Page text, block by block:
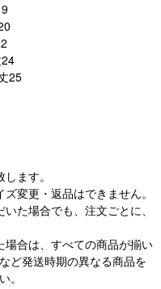
25
ます。
変更・返品はできません。
た場合でも、注文ごとに、
合は、すべての商品が揃い
ど発送時期の異なる商品を
。